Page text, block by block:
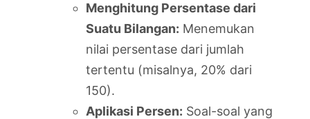
Menghitung Persentase dari
Suatu Bilangan: Menemukan
nilai persentase dari jumlah
tertentu (misalnya, 20% dari
150).
Aplikasi Persen: Soal-soal yang